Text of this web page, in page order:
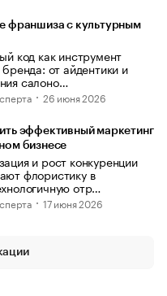
франшиза с культурным
код как инструмент
бренда: от айдентики и
салоно…
26 июня 2026
эффективный маркетинг
бизнесе
и рост конкуренции
флористику в
отр…
17 июня 2026